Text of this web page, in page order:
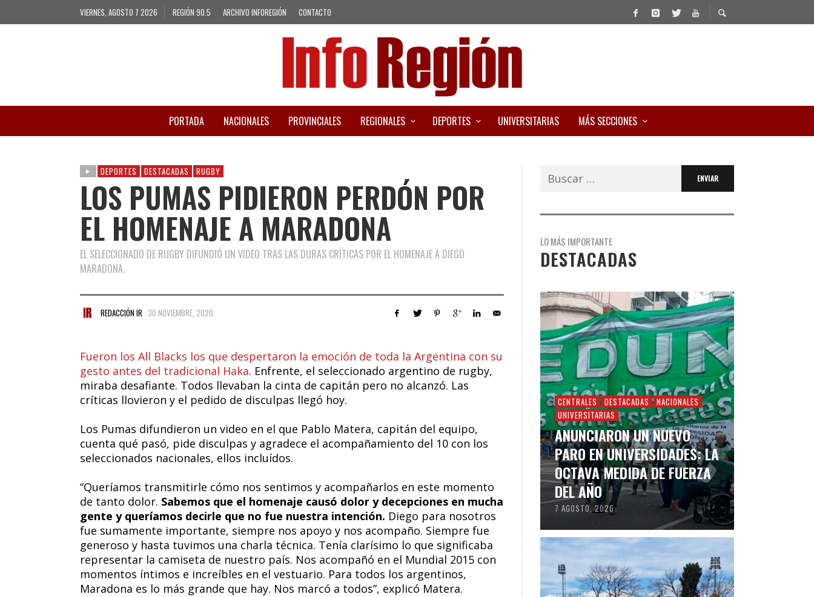
VIERNES, AGOSTO 7 2026 REGIÓN 90.5 ARCHIVO INFOREGIÓN CONTACTO
PORTADA NACIONALES PROVINCIALES REGIONALES DEPORTES UNIVERSITARIAS MÁS SECCIONES
DEPORTES DESTACADAS RUGBY
LOS PUMAS PIDIERON PERDÓN POR
EL HOMENAJE A MARADONA
EL SELECCIONADO DE RUGBY DIFUNDIÓ UN VIDEO TRAS LAS DURAS CRÍTICAS POR EL HOMENAJE A DIEGO
MARADONA.
REDACCIÓN IR 30 NOVIEMBRE, 2020
Fueron los All Blacks los que despertaron la emoción de toda la Argentina con su
gesto antes del tradicional Haka. Enfrente, el seleccionado argentino de rugby,
miraba desafiante. Todos llevaban la cinta de capitán pero no alcanzó. Las
críticas llovieron y el pedido de disculpas llegó hoy.
Los Pumas difundieron un video en el que Pablo Matera, capitán del equipo,
cuenta qué pasó, pide disculpas y agradece el acompañamiento del 10 con los
seleccionados nacionales, ellos incluídos.
“Queríamos transmitirle cómo nos sentimos y acompañarlos en este momento
de tanto dolor. Sabemos que el homenaje causó dolor y decepciones en mucha
gente y queríamos decirle que no fue nuestra intención. Diego para nosotros
fue sumamente importante, siempre nos apoyo y nos acompaño. Siempre fue
generoso y hasta tuvimos una charla técnica. Tenía clarísimo lo que significaba
representar la camiseta de nuestro país. Nos acompañó en el Mundial 2015 con
momentos íntimos e increíbles en el vestuario. Para todos los argentinos,
Maradona es lo más grande que hay. Nos marcó a todos”, explicó Matera.
Buscar:
LO MÁS IMPORTANTE
DESTACADAS
CENTRALES DESTACADAS
NACIONALES
UNIVERSITARIAS
ANUNCIARON UN NUEVO
PARO EN UNIVERSIDADES: LA
OCTAVA MEDIDA DE FUERZA
DEL AÑO
7 AGOSTO, 2026